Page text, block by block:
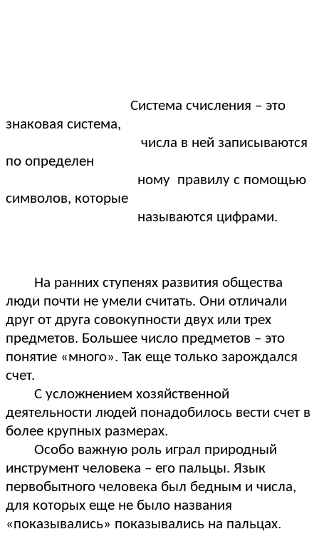
Система счисления – это
знаковая система,
числа в ней записываются
по определен
ному правилу с помощью
символов, которые
называются цифрами.
На ранних ступенях развития общества
люди почти не умели считать. Они отличали
друг от друга совокупности двух или трех
предметов. Большее число предметов – это
понятие «много». Так еще только зарождался
счет.
С усложнением хозяйственной
деятельности людей понадобилось вести счет в
более крупных размерах.
Особо важную роль играл природный
инструмент человека – его пальцы. Язык
первобытного человека был бедным и числа,
для которых еще не было названия
«показывались» показывались на пальцах.